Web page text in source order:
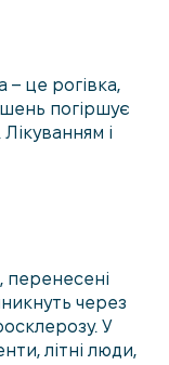
– це рогівка,
погіршує
і
перенесені
через
У
літні люди,